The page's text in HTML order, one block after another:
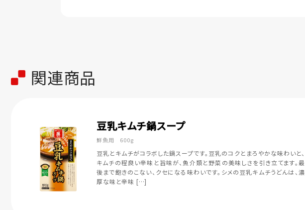
関連商品
豆乳キムチ鍋スープ
鮮魚用 600g
豆乳とキムチがコラボした鍋スープです。豆乳のコクとまろやかな味わいと、
キムチの程良い辛味と旨味が、魚介類と野菜の美味しさを引き立てます。最
後まで飽きのこない、クセになる味わいです。シメの豆乳キムチうどんは、濃
厚な味と辛味 […]